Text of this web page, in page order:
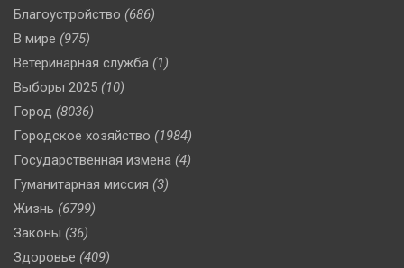
Благоустройство (686)
В мире (975)
Ветеринарная служба (1)
Выборы 2025 (10)
Город (8036)
Городское хозяйство (1984)
Государственная измена (4)
Гуманитарная миссия (3)
Жизнь (6799)
Законы (36)
Здоровье (409)